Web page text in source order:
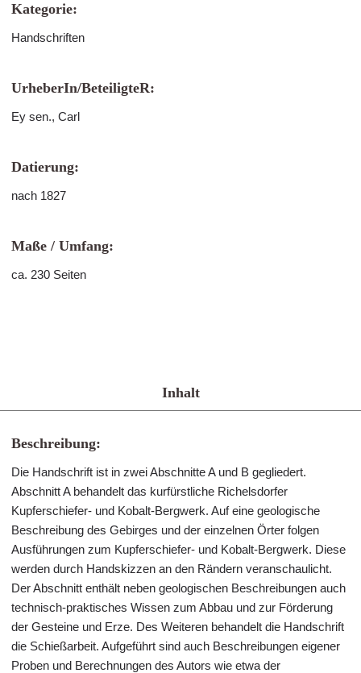
Kategorie:
Handschriften
UrheberIn/BeteiligteR:
Ey sen., Carl
Datierung:
nach 1827
Maße / Umfang:
ca. 230 Seiten
Inhalt
Beschreibung:
Die Handschrift ist in zwei Abschnitte A und B gegliedert.
Abschnitt A behandelt das kurfürstliche Richelsdorfer
Kupferschiefer- und Kobalt-Bergwerk. Auf eine geologische
Beschreibung des Gebirges und der einzelnen Örter folgen
Ausführungen zum Kupferschiefer- und Kobalt-Bergwerk. Diese
werden durch Handskizzen an den Rändern veranschaulicht.
Der Abschnitt enthält neben geologischen Beschreibungen auch
technisch-praktisches Wissen zum Abbau und zur Förderung
der Gesteine und Erze. Des Weiteren behandelt die Handschrift
die Schießarbeit. Aufgeführt sind auch Beschreibungen eigener
Proben und Berechnungen des Autors wie etwa der